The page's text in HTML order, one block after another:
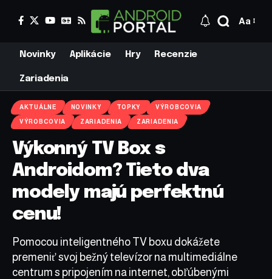
Aa
Novinky Aplikácie Hry Recenzie
Zariadenia
AKTUÁLNE NOVINKY TOPKY VÝROBCOVIA
VÝROBCOVIA ZARIADENIA ZARIADENIA
Výkonný TV Box s
Androidom? Tieto dva
modely majú perfektnú
cenu!
Pomocou inteligentného TV boxu dokážete
premeniť svoj bežný televízor na multimediálne
centrum s pripojením na internet, obľúbenými